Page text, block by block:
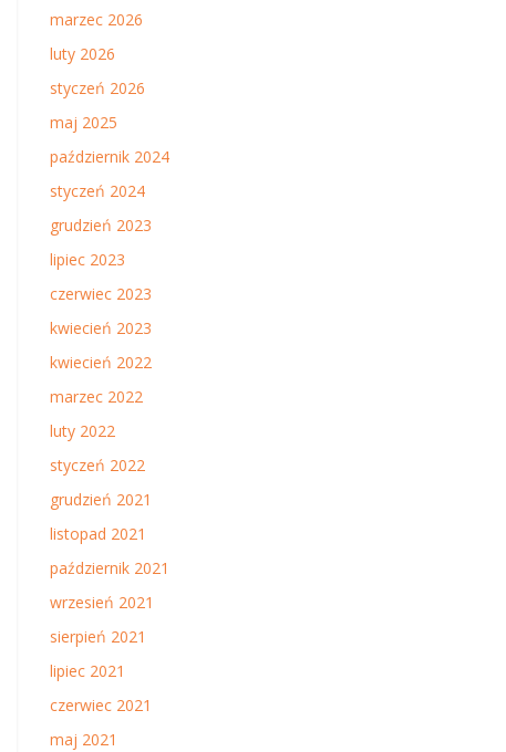
marzec 2026
luty 2026
styczeń 2026
maj 2025
październik 2024
styczeń 2024
grudzień 2023
lipiec 2023
czerwiec 2023
kwiecień 2023
kwiecień 2022
marzec 2022
luty 2022
styczeń 2022
grudzień 2021
listopad 2021
październik 2021
wrzesień 2021
sierpień 2021
lipiec 2021
czerwiec 2021
maj 2021